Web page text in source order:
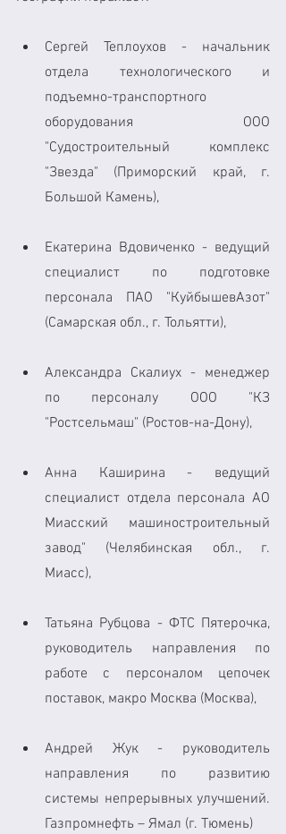
Сергей Теплоухов - начальник
отдела технологического и
подъемно-транспортного
оборудования ООО
"Судостроительный комплекс
"Звезда" (Приморский край, г.
Большой Камень),
Екатерина Вдовиченко - ведущий
специалист по подготовке
персонала ПАО "КуйбышевАзот"
(Самарская обл., г. Тольятти),
Александра Скалиух - менеджер
по персоналу ООО "КЗ
"Ростсельмаш" (Ростов-на-Дону),
Анна Каширина - ведущий
специалист отдела персонала АО
Миасский машиностроительный
завод" (Челябинская обл., г.
Миасс),
Татьяна Рубцова - ФТС Пятерочка,
руководитель направления по
работе с персоналом цепочек
поставок, макро Москва (Москва),
Андрей Жук - руководитель
направления по развитию
системы непрерывных улучшений.
Газпромнефть – Ямал (г. Тюмень)